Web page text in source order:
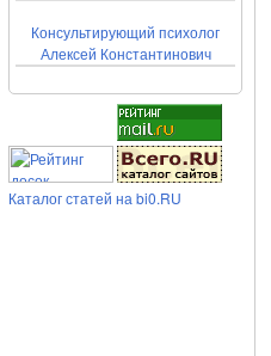
Консультирующий психолог
Алексей Константинович
Каталог статей на bi0.RU